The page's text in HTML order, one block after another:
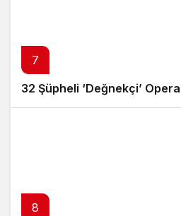
7
32 Şüpheli ‘Değnekçi’
8